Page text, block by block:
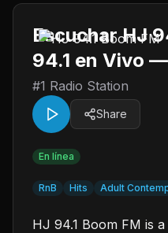
Escuchar HJ
94.1 en Vivo
#1 Radio Station
Share
En línea
RnB Hits Adult
HJ 94.1 Boom FM is